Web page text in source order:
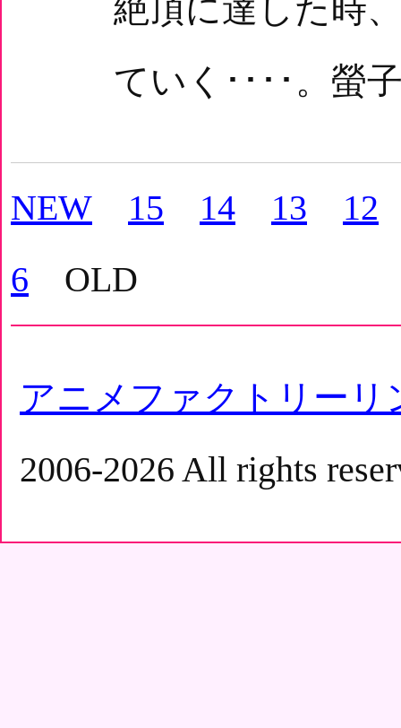
絶頂に達した時
ていく････。螢
NEW 15 14 13
12
6 OLD
アニメファクトリーリ
2006-2026 All rights